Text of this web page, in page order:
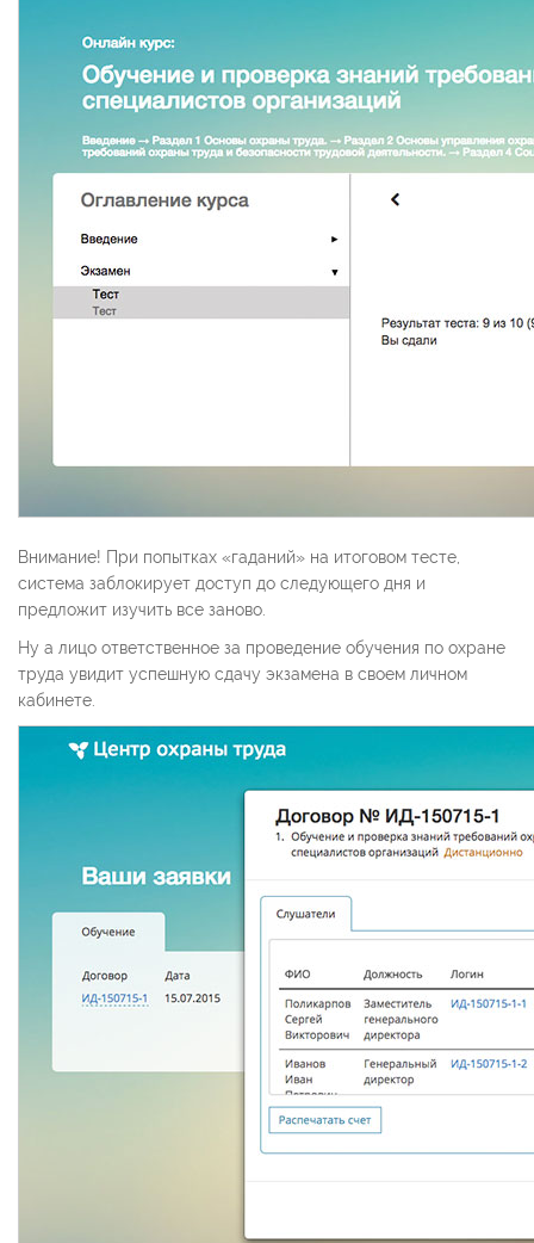
Внимание! При попытках «гаданий» на итоговом тесте,
система заблокирует доступ до следующего дня и
предложит изучить все заново.
Ну а лицо ответственное за проведение обучения по охране
труда увидит успешную сдачу экзамена в своем личном
кабинете.